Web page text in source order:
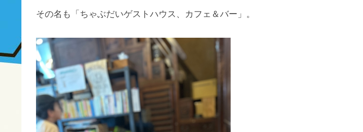
その名も「ちゃぶだいゲストハウス、カフェ＆バー」。